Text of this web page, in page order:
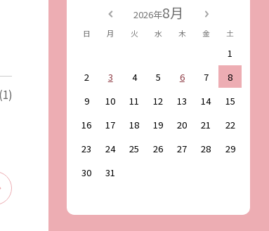
2026年8月
日 月 火 水 木 金 土
1
2
3 4 5 6 7
8
9
10 11 12 13 14
15
16
17 18 19 20 21
22
23
24 25 26 27 28
29
30
31